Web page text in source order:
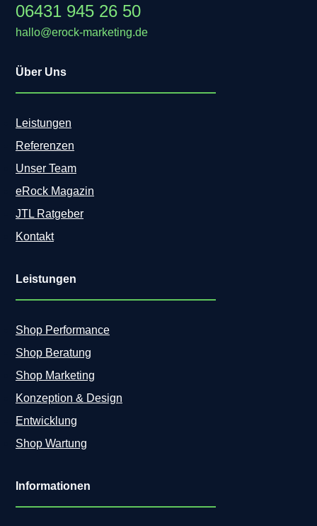
06431 945 26 50
hallo@erock-marketing.de
Über Uns
Leistungen
Referenzen
Unser Team
eRock Magazin
JTL Ratgeber
Kontakt
Leistungen
Shop Performance
Shop Beratung
Shop Marketing
Konzeption & Design
Entwicklung
Shop Wartung
Informationen